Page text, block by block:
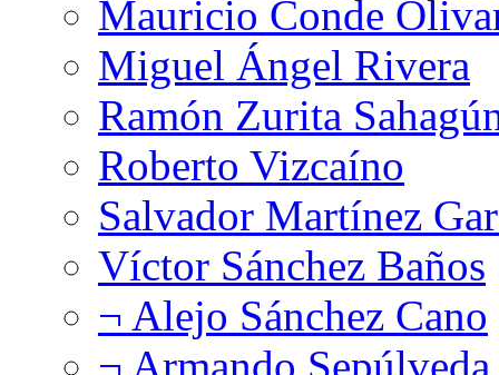
Mauricio Conde
Miguel Ángel Rivera
Ramón Zurita
Roberto Vizcaíno
Salvador Martínez
Víctor Sánchez Baños
¬ Alejo Sánchez Cano
¬ Armando